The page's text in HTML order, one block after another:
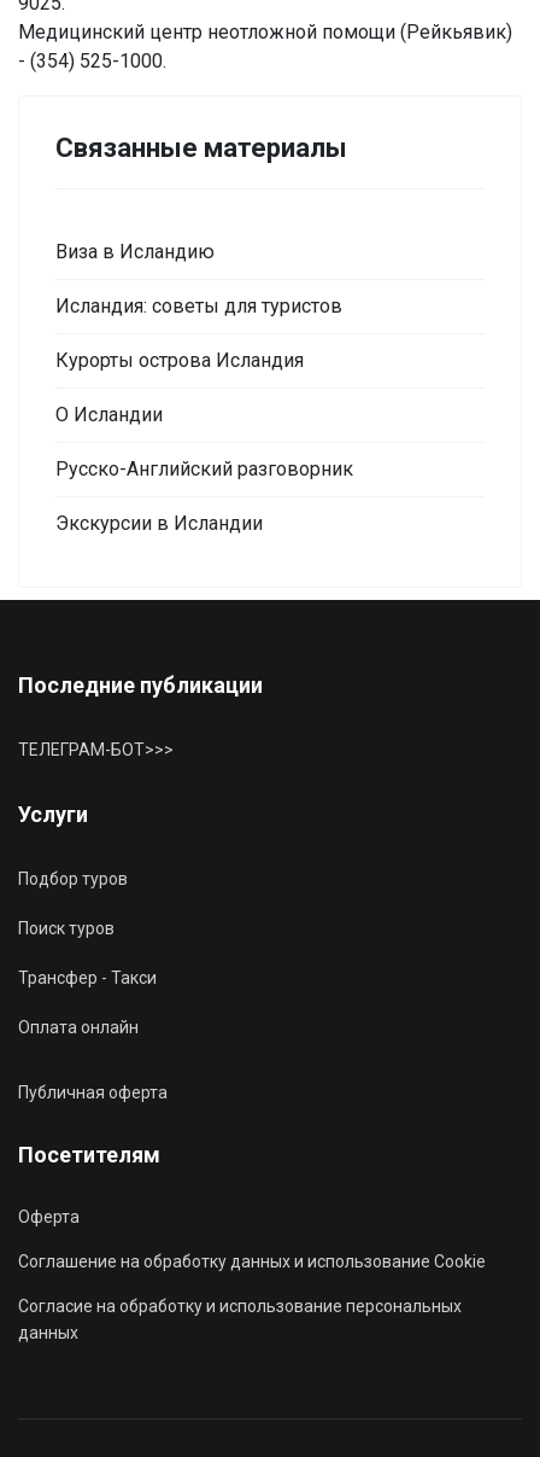
Медицинский центр неотложной помощи (Рейкьявик)
- (354) 525-1000.
Связанные материалы
Виза в Исландию
Исландия: советы для туристов
Курорты острова Исландия
О Исландии
Русско-Английский разговорник
Экскурсии в Исландии
Последние публикации
ТЕЛЕГРАМ-БОТ>>>
Услуги
Подбор туров
Поиск туров
Трансфер - Такси
Оплата онлайн
Публичная оферта
Посетителям
Оферта
Соглашение на обработку данных и использование Cookie
Согласие на обработку и использование персональных
данных